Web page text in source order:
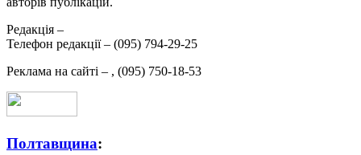
Редакція –
Телефон редакції – (095) 794-29-25
Реклама на сайті – , (095) 750-18-53
Полтавщина: